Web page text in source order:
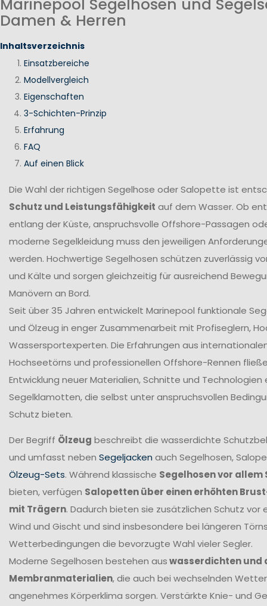
Marinepool Segelhosen und
Damen & Herren
Inhaltsverzeichnis
Einsatzbereiche
Modellvergleich
Eigenschaften
3-Schichten-Prinzip
Erfahrung
FAQ
Auf einen Blick
Die Wahl der richtigen Segelhose oder Salopette ist
Schutz und Leistungsfähigkeit auf dem Wasser. Ob
entlang der Küste, anspruchsvolle Offshore-Passagen
moderne Segelkleidung muss den jeweiligen
werden. Hochwertige Segelhosen schützen zuverlässig
und Kälte und sorgen gleichzeitig für ausreichend
Manövern an Bord.
Seit über 35 Jahren entwickelt Marinepool funktionale
und Ölzeug in enger Zusammenarbeit mit Profiseglern,
Wassersportexperten. Die Erfahrungen aus
Hochseetörns und professionellen Offshore-Rennen
Entwicklung neuer Materialien, Schnitte und Technologien
Segelklamotten, die selbst unter anspruchsvollen
Schutz bieten.
Der Begriff Ölzeug beschreibt die wasserdichte
und umfasst neben Segeljacken auch Segelhosen,
Ölzeug-Sets. Während klassische Segelhosen vor allem
bieten, verfügen Salopetten über einen erhöhten
mit Trägern. Dadurch bieten sie zusätzlichen Schutz vor
Wind und Gischt und sind insbesondere bei längeren
Wetterbedingungen die bevorzugte Wahl vieler Segler.
Moderne Segelhosen bestehen auswasserdichten und
Membranmaterialien, die auch bei wechselnden
angenehmes Körperklima sorgen. Verstärkte Knie- und